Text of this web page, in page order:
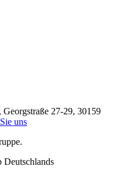
27-29, 30159
uns